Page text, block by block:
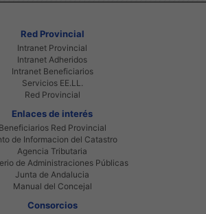
Red Provincial
Intranet Provincial
Intranet Adheridos
Intranet Beneficiarios
Servicios EE.LL.
Red Provincial
Enlaces de interés
Beneficiarios Red Provincial
de Informacion del Catastro
Agencia Tributaria
de Administraciones Públicas
Junta de Andalucia
Manual del Concejal
Consorcios